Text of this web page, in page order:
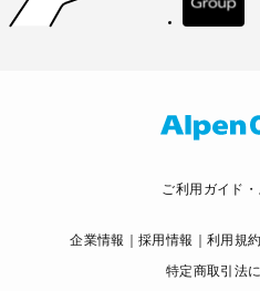
ご利用ガイド
企業情報 採用情報 利用規約
特定商取引法